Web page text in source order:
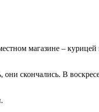
магазине –
скончались. В